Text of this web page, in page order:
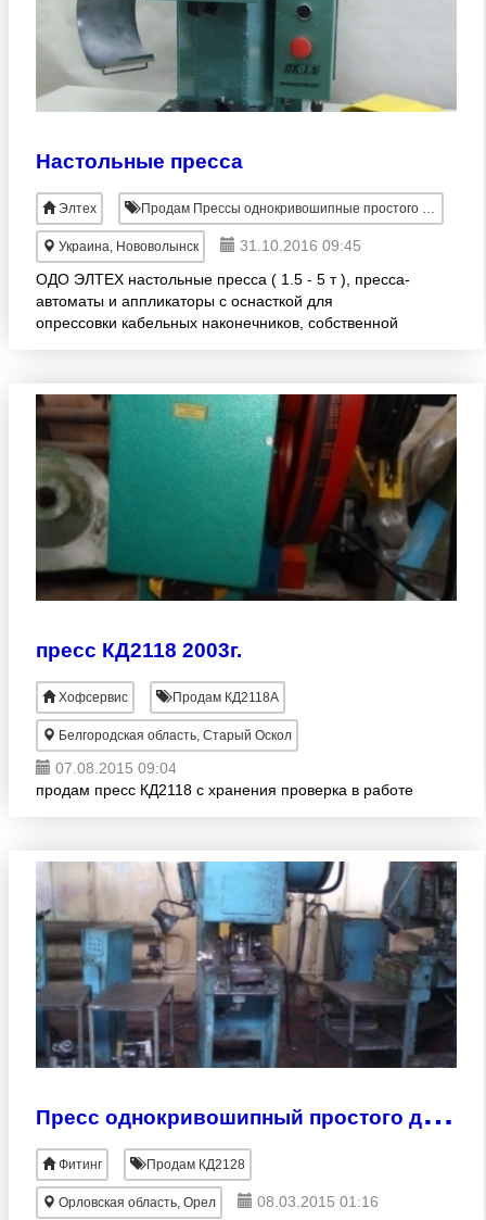
Настольные пресса
Элтех Продам Прессы однокривошипные простого действия открытые усилием до 6, 3 тс
Украина, Нововолынск
31.10.2016 09:45
ОДО ЭЛТЕХ настольные пресса ( 1.5 - 5 т ), пресса-
автоматы и аппликаторы с оснасткой для
опрессовки кабельных наконечников, собственной
пресс КД2118 2003г.
Xoфсервис Продам КД2118А
Белгородская область, Старый Оскол
07.08.2015 09:04
продам пресс КД2118 с хранения проверка в работе
П
ресс однокривошипный простого действия КД2128
Фитинг Продам КД2128
Орловская область, Орел
08.03.2015 01:16